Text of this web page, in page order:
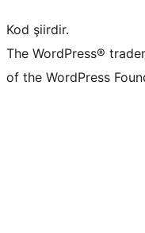
Kod şiirdir.
The WordPress®
of the WordPress